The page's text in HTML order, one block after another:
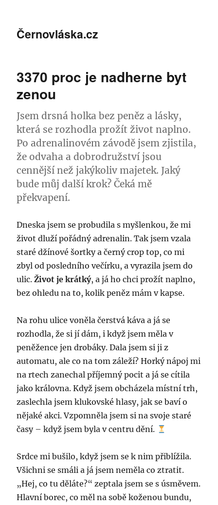
Černovláska.cz
3370 proc je nadherne byt
zenou
Jsem drsná holka bez peněz a lásky,
která se rozhodla prožít život naplno.
Po adrenalinovém závodě jsem zjistila,
že odvaha a dobrodružství jsou
cennější než jakýkoliv majetek. Jaký
bude můj další krok? Čeká mě
překvapení.
Dneska jsem se probudila s myšlenkou, že mi
život dluží pořádný adrenalin. Tak jsem vzala
staré džínové šortky a černý crop top, co mi
zbyl od posledního večírku, a vyrazila jsem do
ulic.Život je krátký, a já ho chci prožít naplno,
bez ohledu na to, kolik peněz mám v kapse.
Na rohu ulice voněla čerstvá káva a já se
rozhodla, že si jí dám, i když jsem měla v
peněžence jen drobáky. Dala jsem si ji z
automatu, ale co na tom záleží? Horký nápoj mi
na rtech zanechal příjemný pocit a já se cítila
jako královna. Když jsem obcházela místní trh,
zaslechla jsem klukovské hlasy, jak se baví o
nějaké akci. Vzpomněla jsem si na svoje staré
časy – když jsem byla v centru dění.
Srdce mi bušilo, když jsem se k nim přiblížila.
Všichni se smáli a já jsem neměla co ztratit.
„Hej, co tu děláte?“ zeptala jsem se s úsměvem.
Hlavní borec, co měl na sobě koženou bundu,